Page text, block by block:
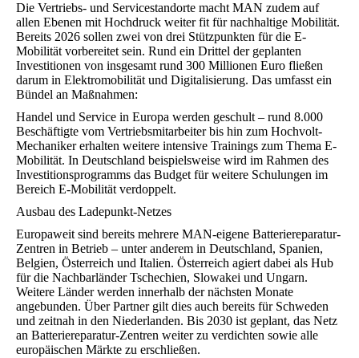
Die Vertriebs- und Servicestandorte macht MAN zudem auf
allen Ebenen mit Hochdruck weiter fit für nachhaltige Mobilität.
Bereits 2026 sollen zwei von drei Stützpunkten für die E-
Mobilität vorbereitet sein. Rund ein Drittel der geplanten
Investitionen von insgesamt rund 300 Millionen Euro fließen
darum in Elektromobilität und Digitalisierung. Das umfasst ein
Bündel an Maßnahmen:
Handel und Service in Europa werden geschult – rund 8.000
Beschäftigte vom Vertriebsmitarbeiter bis hin zum Hochvolt-
Mechaniker erhalten weitere intensive Trainings zum Thema E-
Mobilität. In Deutschland beispielsweise wird im Rahmen des
Investitionsprogramms das Budget für weitere Schulungen im
Bereich E-Mobilität verdoppelt.
Ausbau des Ladepunkt-Netzes
Europaweit sind bereits mehrere MAN-eigene Batteriereparatur-
Zentren in Betrieb – unter anderem in Deutschland, Spanien,
Belgien, Österreich und Italien. Österreich agiert dabei als Hub
für die Nachbarländer Tschechien, Slowakei und Ungarn.
Weitere Länder werden innerhalb der nächsten Monate
angebunden. Über Partner gilt dies auch bereits für Schweden
und zeitnah in den Niederlanden. Bis 2030 ist geplant, das Netz
an Batteriereparatur-Zentren weiter zu verdichten sowie alle
europäischen Märkte zu erschließen.